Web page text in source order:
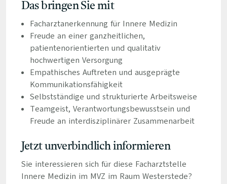
Das bringen Sie mit
Facharztanerkennung für Innere Medizin
Freude an einer ganzheitlichen,
patientenorientierten und qualitativ
hochwertigen Versorgung
Empathisches Auftreten und ausgeprägte
Kommunikationsfähigkeit
Selbstständige und strukturierte Arbeitsweise
Teamgeist, Verantwortungsbewusstsein und
Freude an interdisziplinärer Zusammenarbeit
Jetzt unverbindlich informieren
Sie interessieren sich für diese Facharztstelle
Innere Medizin im MVZ im Raum Westerstede?